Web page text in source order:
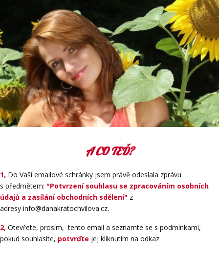
A CO TEĎ?
1, Do Vaší emailové schránky jsem právě odeslala zprávu
s předmětem: "Potvrzení souhlasu se zpracováním osobních
údajů a zasílání obchodních sdělení" z
adresy info@danakratochvilova.cz.
2, Otevřete, prosím, tento email a seznamte se s podmínkami,
pokud souhlasíte, potvrďte jej kliknutím na odkaz.